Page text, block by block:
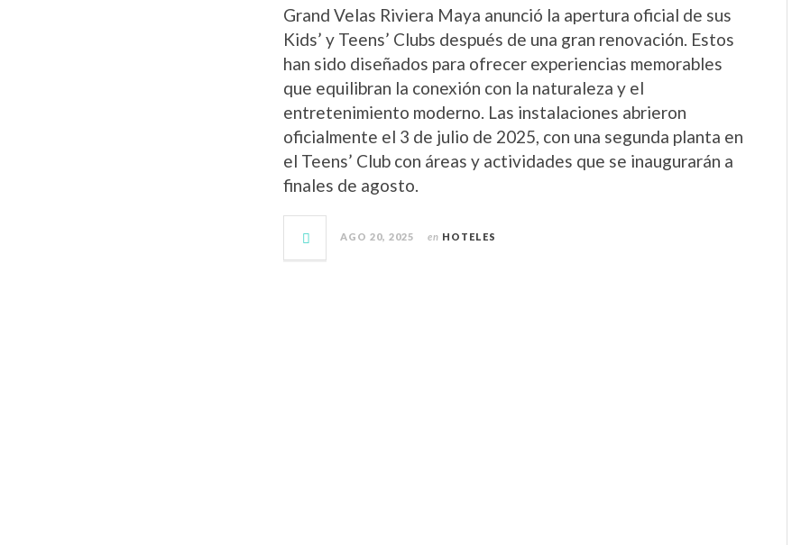
Grand Velas Riviera Maya anunció la apertura oficial de sus
Kids’ y Teens’ Clubs después de una gran renovación. Estos
han sido diseñados para ofrecer experiencias memorables
que equilibran la conexión con la naturaleza y el
entretenimiento moderno. Las instalaciones abrieron
oficialmente el 3 de julio de 2025, con una segunda planta en
el Teens’ Club con áreas y actividades que se inaugurarán a
finales de agosto.
AGO 20, 2025 en HOTELES